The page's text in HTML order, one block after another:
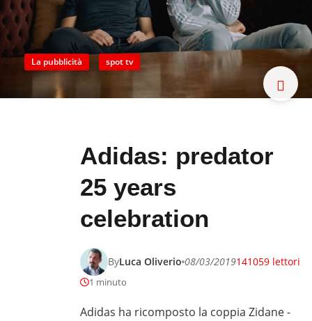
La pubblicità spot tv
Adidas: predator
25 years
celebration
ByLuca Oliverio 08/03/2019141059 lettori
1 minuto
Adidas ha ricomposto la coppia Zidane - ​